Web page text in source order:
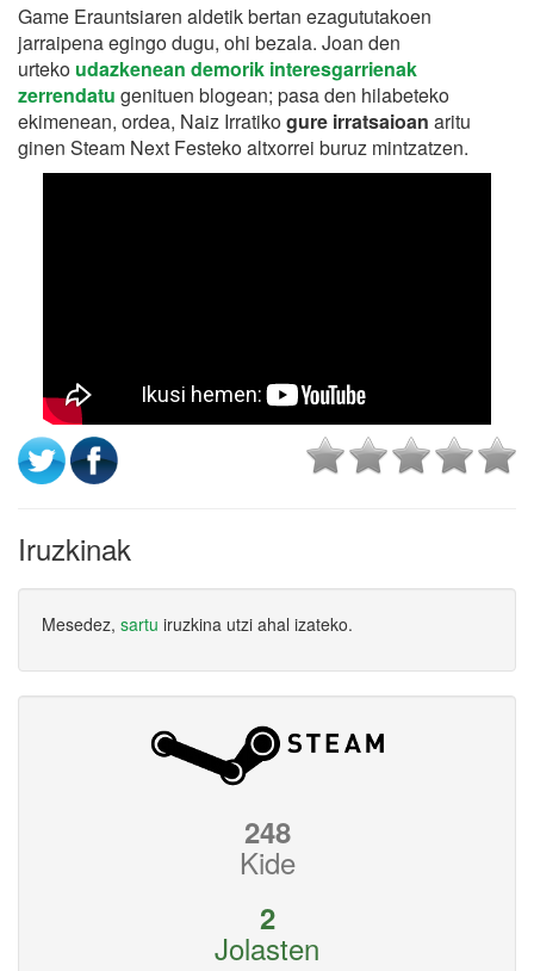
Game Erauntsiaren aldetik bertan ezagututakoen
jarraipena egingo dugu, ohi bezala. Joan den
urteko udazkenean demorik interesgarrienak
zerrendatu genituen blogean; pasa den hilabeteko
ekimenean, ordea, Naiz Irratikogure irratsaioan aritu
ginen Steam Next Festeko altxorrei buruz mintzatzen.
Iruzkinak
Mesedez, sartu iruzkina utzi ahal izateko.
248
Kide
2
Jolasten